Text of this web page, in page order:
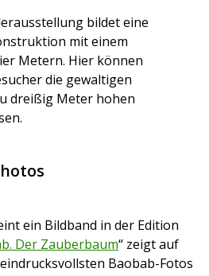
bildet eine
mit einem
Metern. Hier können
die gewaltigen
dreißig Meter hohen
ein Bildband in der Edition
Der Zauberbaum“ zeigtauf
Baobab-Fotos